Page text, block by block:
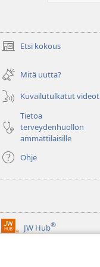
Etsi kokous
(avaa
ikkunan)Mitä uutta?
Kuvailutulkatut videot
Tietoa
terveydenhuollon
ammattilaisille
Ohje
JW Hub®
(avaa